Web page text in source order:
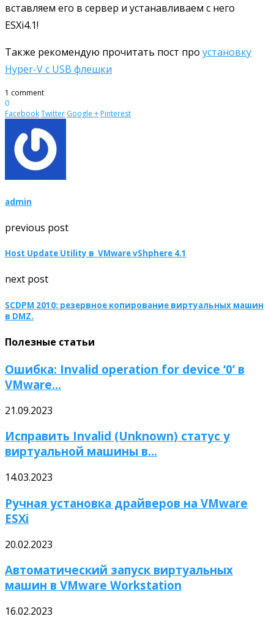
вставляем его в сервер и устанавливаем с него
ESXi4.1!
Также рекомендую прочитать пост про установку
Hyper-V с USB флешки
1 comment
0
FacebookTwitter Google + Pinterest
admin
previous post
Host Update Utility в VMware vShphere 4.1
next post
SCDPM 2010: резервное копирование виртуальных машин
в DMZ.
Полезные статьи
Ошибка: Invalid operation for device ‘0’ в
VMware...
21.09.2023
Исправить Invalid (Unknown) статус у
виртуальной машины в...
14.03.2023
Ручная установка драйверов на VMware
ESXi
20.02.2023
Автоматический запуск виртуальных
машин в VMware Workstation
16.02.2023